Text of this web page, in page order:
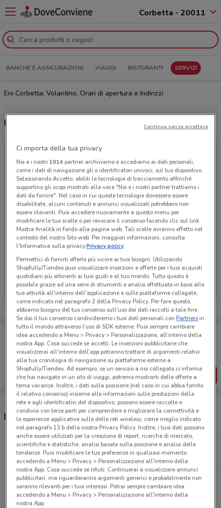
Corbetta - 20011
BANCHE E ASSICURAZIONI VIAGGI RISTORANTI SERVIZI
Eni Corbetta: Volantino, Orari di apertura e Indirizzi
Ultime offerte del volantino Eni
Ci dispiace, al momento non abbiamo pubblicato
volantini nella tua zona. Riprova più tardi.
Porta DoveConviene sempre con te!
Puoi trovare le migliori offerte dei negozi vicino a te,
salvarle e creare la tua lista del risparmio, comodamente
dal tuo cellulare.
SCARICA L’APP
Negozi Eni a Corbetta
S.p. 114 Km. 5+900 Cisliano
5.8 km
Sp 31 Km 12+45 Mesero
5.9 km
Ci importa della tua privacy
Noi e i nostri 1014partner archiviamo e accediamo ai dati personali,
come i dati di navigazione gli o identificatori univoci, sul tuo dispositivo.
Selezionando Accetto, abiliti le tecnologie di tracciamento affinché
supportino gli scopi mostrati alla voce "Noi e i nostri partner trattiamo i
dati da fornire". Nel caso in cui queste tecnologie dovessero essere
disabilitate, alcuni contenuti e annunci visualizzati potrebbero non
essere rilevanti. Puoi accedere nuovamente a questo menu per
modificare le tue scelte o per revocare il consenso facendo clic sul link
Mostra finalità in fondo alla pagina web. Tali scelte avranno effetto nel
contesto del nostro Sito web. Per maggiori informazioni, consulta
l'Informativa sulla privacy.Privacy policy
Permettici di fornirti offerte più vicine ai tuoi bisogni: Utilizzando
Shopfully/Tiendeo puoi visualizzare inserzioni e offerte per i tuoi acquisti
quotidiani più attinenti ai tuoi gusti e al tuo mondo. Tutto questo è
possibile grazie ad una serie di strumenti e analisi effettuate in base alle
tue attività all'interno dell'applicazione e sulle piattaforme collegate,
come indicato nel paragrafo 2 della Privacy Policy. Per fare questo,
abbiamo bisogno del tuo consenso sull'uso dei dati raccolti a tale fine.
Se dai il tuo consenso condivideremo i tuoi dati personali conPartnersin
tutto il mondo attraverso l’uso di SDK esterne. Puoi sempre cambiare
idea accedendo a Menu > Privacy > Personalizzazione, all’interno della
nostra App. Cosa succede se accetti: Le inserzioni pubblicitarie che
visualizzerai all'interno dell’app potranno trattare di argomenti relativi
alla tua cronologia di navigazione su piattaforme esterne a
Shopfully/Tiendeo. Ad esempio, se un servizio a noi collegato ci informa
che hai navigato in un sito di viaggi, potremo mostrarti delle offerte a
tema vacanze. Inoltre, i dati sulla posizione (nel caso in cui abbia fornito
il relativo consenso) insieme alle informazioni sulle prestazioni della
rete e agli identificativi del dispositivo, possono essere raccolte e
condivisi con terze parti per comprendere e migliorare la connettività e
le esperienze applicative sulle delle reti wireless, come meglio indicato
nel paragrafo 13.b della nostra Privacy Policy. Inoltre, i tuoi dati possono
anche essere utilizzati per la creazione di report, ricerche di mercato,
scientifiche e statistiche, analisi basate sulla posizione e analisi delle
tendenze. Puoi modificare le tue preferenze in qualsiasi momento
accedendo a Menu > Privacy > Personalizzazione all'interno della
nostra App. Cosa succede se rifiuti: Continuerai a visualizzare annunci
pubblicitari, ma riguarderanno argomenti generici e probabilmente non
saranno rilevanti per i tuoi interessi. Potrai sempre cambiare idea
accedendo a Menu > Privacy > Personalizzazione all'interno della
nostra App.
Continua senza accettare